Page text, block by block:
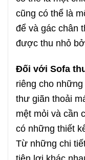
cũng có thể là
để và gác chân
được thu nhỏ
Đối với Sofa
riêng cho
thư giãn thoải
mệt mỏi và cần
có những thiết
Từ những chi